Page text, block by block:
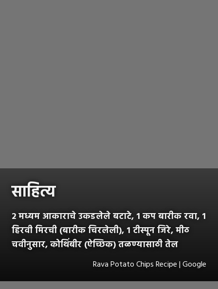
साहित्य
2 मध्यम आकाराचे उकडलेले बटाटे, 1 कप बारीक रवा, 1
हिरवी मिरची (बारीक चिरलेली), 1 टीस्पून जिरे, मीठ
चवीनुसार, कोथिंबीर (ऐच्छिक) तळण्यासाठी तेल
Rava Potato Chips Recipe | Google